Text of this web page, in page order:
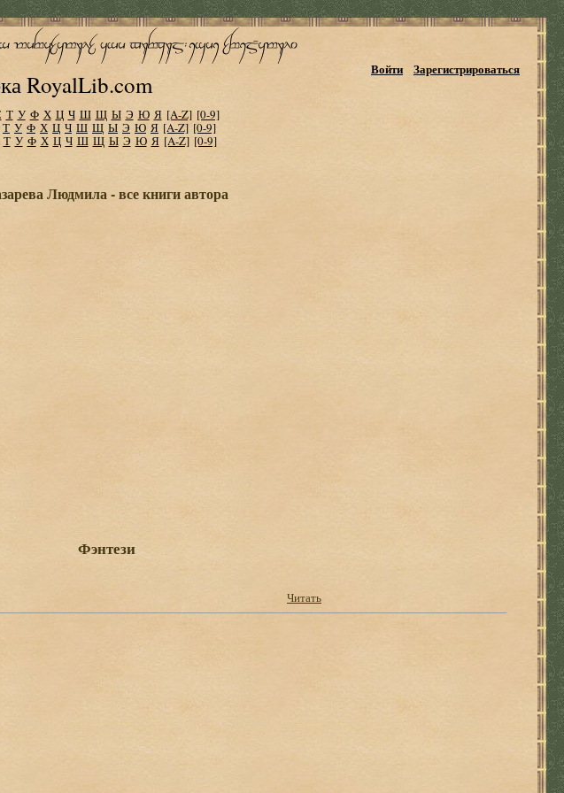
RoyalLib.com
Войти Зарегистрироваться
Т У Ф Х Ц Ч Ш Щ Ы Э Ю Я [A-Z] [0-9]
Т У Ф Х Ц Ч Ш Щ Ы Э Ю Я [A-Z] [0-9]
Т У Ф Х Ц Ч Ш Щ Ы Э Ю Я [A-Z] [0-9]
Людмила - все книги автора
Фэнтези
Читать